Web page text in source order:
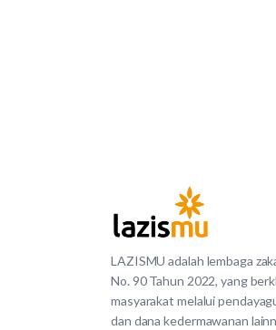
LAZISMU adalah lembaga
No. 90 Tahun 2022, yang
masyarakat melalui
dan dana kedermawanan